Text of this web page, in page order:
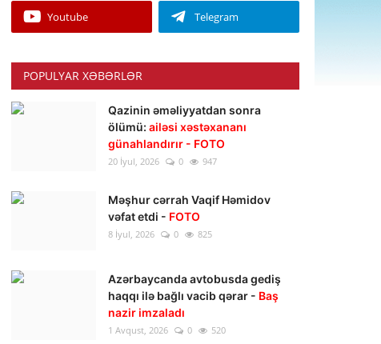
Youtube Telegram
POPULYAR XƏBƏRLƏR
Qazinin əməliyyatdan sonra
ölümü: ailəsi xəstəxananı
günahlandırır - FOTO
20 İyul, 2026 0 947
Məşhur cərrah Vaqif Həmidov
vəfat etdi - FOTO
8 İyul, 2026 0 825
Azərbaycanda avtobusda gediş
haqqı ilə bağlı vacib qərar - Baş
nazir imzaladı
1 Avqust, 2026 0 520